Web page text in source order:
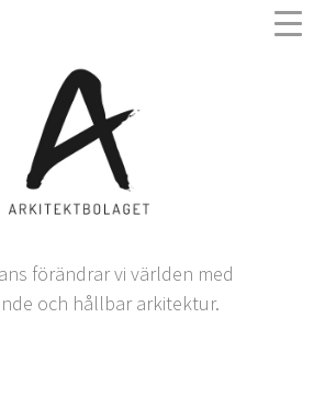
förändrar vi världen med
och hållbar arkitektur.